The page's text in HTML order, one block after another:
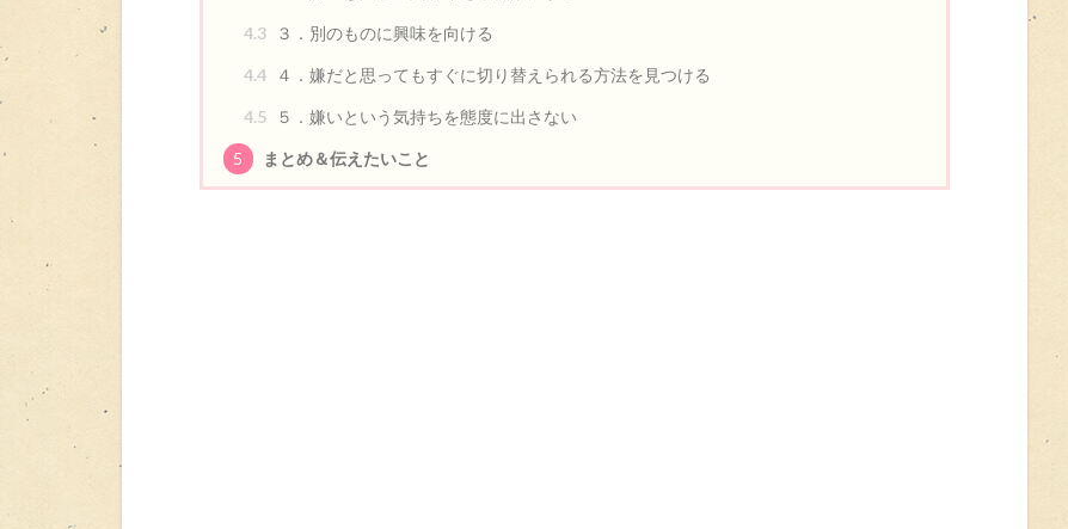
4.3 ３．別のものに興味を向ける
4.4 ４．嫌だと思ってもすぐに切り替えられる方法を見つける
4.5 ５．嫌いという気持ちを態度に出さない
5 まとめ＆伝えたいこと